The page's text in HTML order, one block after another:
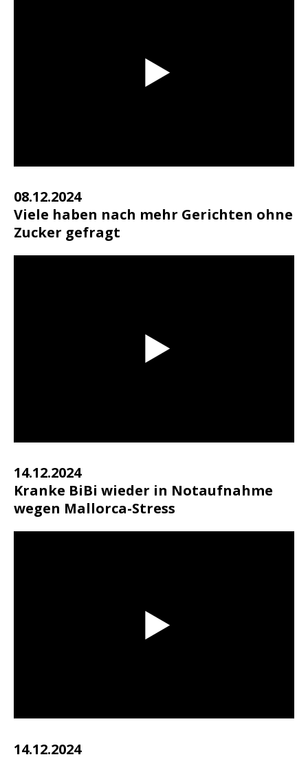
08.12.2024
Viele haben nach mehr Gerichten ohne
Zucker gefragt
14.12.2024
Kranke BiBi wieder in Notaufnahme
wegen Mallorca-Stress
14.12.2024